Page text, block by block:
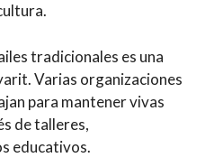
tradicionales es una
Varias organizaciones
para mantener vivas
de talleres,
educativos.